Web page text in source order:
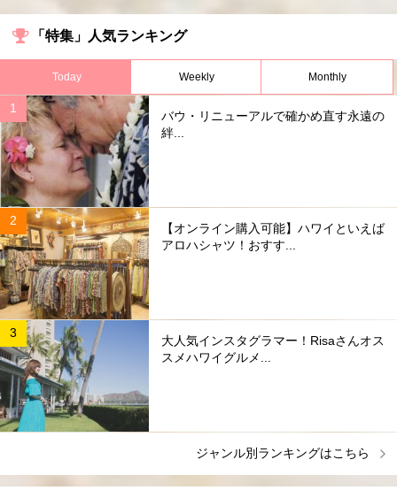
「特集」人気ランキング
Today Weekly Monthly
バウ・リニューアルで確かめ直す永遠の
絆...
【オンライン購入可能】ハワイといえば
アロハシャツ！おすす...
大人気インスタグラマー！Risaさんオス
スメハワイグルメ...
ジャンル別ランキングはこちら